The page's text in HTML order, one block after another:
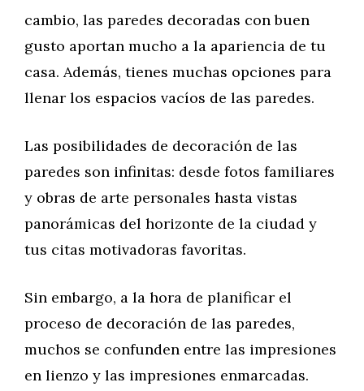
cambio, las paredes decoradas con buen
gusto aportan mucho a la apariencia de tu
casa. Además, tienes muchas opciones para
llenar los espacios vacíos de las paredes.
Las posibilidades de decoración de las
paredes son infinitas: desde fotos familiares
y obras de arte personales hasta vistas
panorámicas del horizonte de la ciudad y
tus citas motivadoras favoritas.
Sin embargo, a la hora de planificar el
proceso de decoración de las paredes,
muchos se confunden entre las impresiones
en lienzo y las impresiones enmarcadas.